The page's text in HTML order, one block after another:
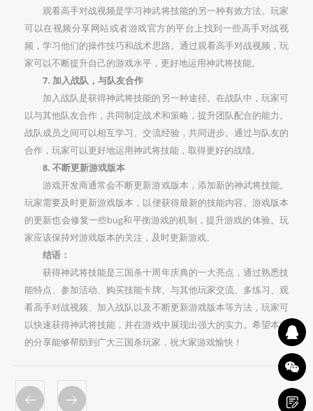
观看高手对战视频是学习神武将技能的另一种有效方法。玩家
可以在视频分享网站或者游戏官方的平台上找到一些高手对战视
频，学习他们的操作技巧和战术思路。通过观看高手对战视频，玩
家可以不断提升自己的游戏水平，更好地运用神武将技能。
7. 加入战队，与队友合作
加入战队是获得神武将技能的另一种途径。在战队中，玩家可
以与其他队友合作，共同制定战术和策略，提升团队配合的能力。
战队成员之间可以相互学习、交流经验，共同进步。通过与队友的
合作，玩家可以更好地运用神武将技能，取得更好的战绩。
8. 不断更新游戏版本
游戏开发商通常会不断更新游戏版本，添加新的神武将技能。
玩家需要及时更新游戏版本，以便获得最新的技能内容。游戏版本
的更新也会修复一些bug和平衡游戏的机制，提升游戏的体验。玩
家应该保持对游戏版本的关注，及时更新游戏。
结语：
获得神武将技能是三国杀十周年庆典的一大亮点，通过熟悉技
能特点、参加活动、购买技能卡牌、与其他玩家交流、多练习、观
看高手对战视频、加入战队以及不断更新游戏版本等方法，玩家可
以快速获得神武将技能，并在游戏中展现出强大的实力。希望本文
的分享能够帮助到广大三国杀玩家，祝大家游戏愉快！